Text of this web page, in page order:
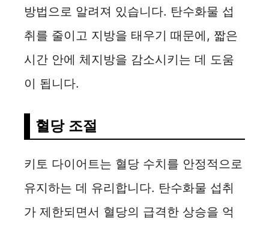
방법으로 알려져 있습니다. 탄수화물 섭
취를 줄이고 지방을 태우기 때문에, 짧은
시간 안에 체지방을 감소시키는 데 도움
이 됩니다.
혈당 조절
키토 다이어트는 혈당 수치를 안정적으로
유지하는 데 유리합니다. 탄수화물 섭취
가 제한되면서 혈당의 급격한 상승을 억